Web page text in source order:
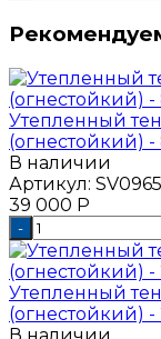
Утепленный
(огнестойкий) -
В наличии
Артикул:
39 000 Р
-
Утепленный
(огнестойкий) -
В наличии